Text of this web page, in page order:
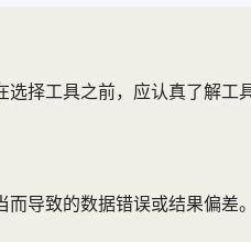
择工具之前，应认真了解
导致的数据错误或结果偏